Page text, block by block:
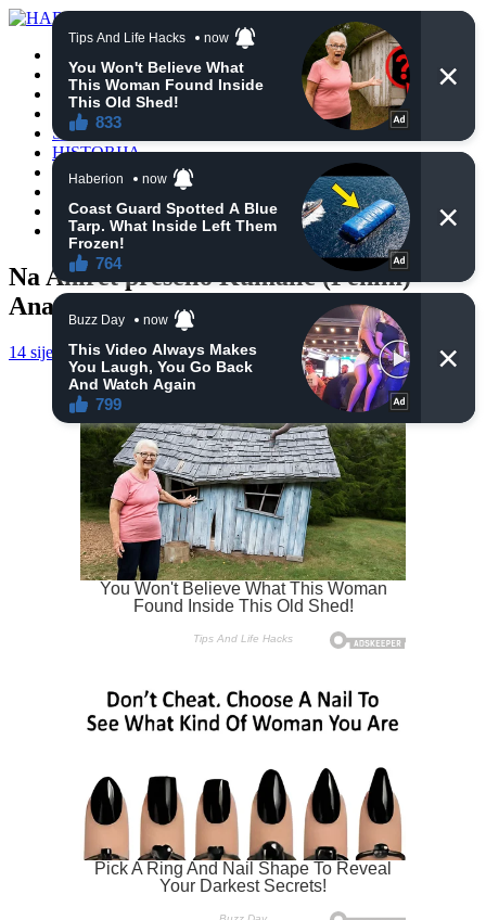
VIJESTI
BIH
TURSKA
SVIJET
HISTORIJA
RELIGIJA
ZANIMLJIVOSTI
CRNA HRONIKA
OBAVIJESTI
Na Ahiret preselio Kumalić (Fehim)
Anamin
14 siječnja, 2025 haberhana POČETNA